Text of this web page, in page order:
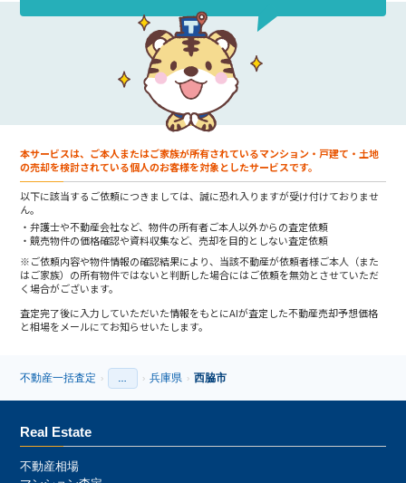
本サービスは、ご本人またはご家族が所有されているマンション・戸建て・土地
の売却を検討されている個人のお客様を対象としたサービスです。
以下に該当するご依頼につきましては、誠に恐れ入りますが受け付けておりませ
ん。
弁護士や不動産会社など、物件の所有者ご本人以外からの査定依頼
競売物件の価格確認や資料収集など、売却を目的としない査定依頼
※ご依頼内容や物件情報の確認結果により、当該不動産が依頼者様ご本人（また
はご家族）の所有物件ではないと判断した場合にはご依頼を無効とさせていただ
く場合がございます。
査定完了後に入力していただいた情報をもとにAIが査定した不動産売却予想価格
と相場をメールにてお知らせいたします。
不動産一括査定 › › 兵庫県 › 西脇市
Real Estate
不動産相場